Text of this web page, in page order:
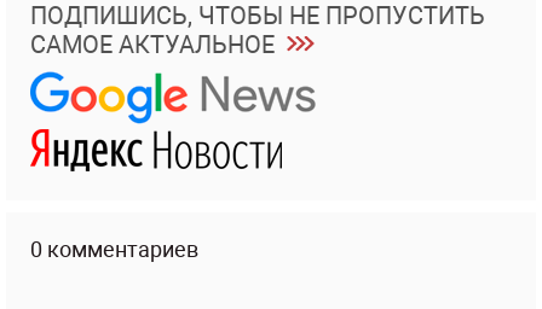
ПОДПИШИСЬ, ЧТОБЫ НЕ ПРОПУСТИТЬ
САМОЕ АКТУАЛЬНОЕ
0 комментариев